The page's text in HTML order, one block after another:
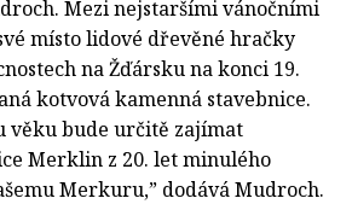
Mezi nejstaršími vánočními
místo lidové dřevěné hračky
na Žďársku na konci 19.
kotvová kamenná stavebnice.
věku bude určitě zajímat
Merklin z 20. let minulého
Merkuru,” dodává Mudroch.